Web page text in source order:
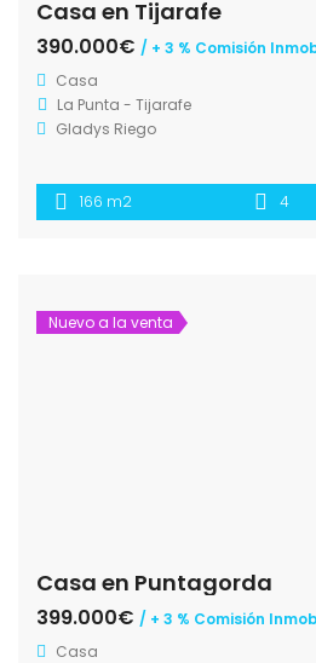
Casa en Tijarafe
390.000€ / + 3 % Comisión
Casa
La Punta - Tijarafe
Gladys Riego
166 m2 4
Nuevo a la venta
Casa en Puntagorda
399.000€ / + 3 % Comisión
Casa